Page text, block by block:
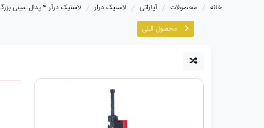
خانه محصولات آپاراتی لاستیک درار
لاستیک درآر ۴ پدال سینی بزرگ PULI-1203 IT
محصول قبلی